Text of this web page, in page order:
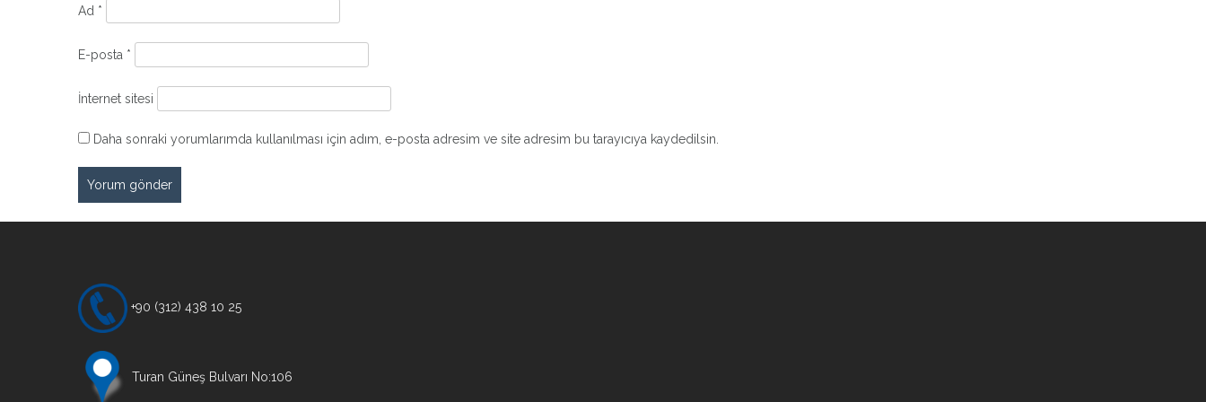
Ad *
E-posta *
İnternet sitesi
Daha sonraki yorumlarımda kullanılması için adım, e-posta adresim ve site adresim bu tarayıcıya kaydedilsin.
+90 (312) 438 10 25
Turan Güneş Bulvarı No:106